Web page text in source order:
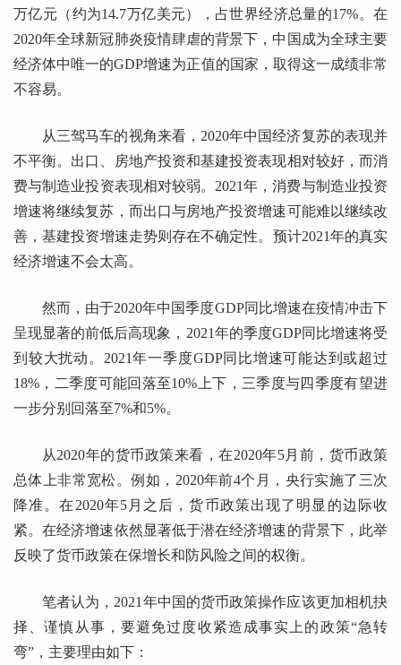
万亿元（约为14.7万亿美元），占世界经济总量的17%。在
2020年全球新冠肺炎疫情肆虐的背景下，中国成为全球主要
经济体中唯一的GDP增速为正值的国家，取得这一成绩非常
不容易。
从三驾马车的视角来看，2020年中国经济复苏的表现并
不平衡。出口、房地产投资和基建投资表现相对较好，而消
费与制造业投资表现相对较弱。2021年，消费与制造业投资
增速将继续复苏，而出口与房地产投资增速可能难以继续改
善，基建投资增速走势则存在不确定性。预计2021年的真实
经济增速不会太高。
然而，由于2020年中国季度GDP同比增速在疫情冲击下
呈现显著的前低后高现象，2021年的季度GDP同比增速将受
到较大扰动。2021年一季度GDP同比增速可能达到或超过
18%，二季度可能回落至10%上下，三季度与四季度有望进
一步分别回落至7%和5%。
从2020年的货币政策来看，在2020年5月前，货币政策
总体上非常宽松。例如，2020年前4个月，央行实施了三次
降准。在2020年5月之后，货币政策出现了明显的边际收
紧。在经济增速依然显著低于潜在经济增速的背景下，此举
反映了货币政策在保增长和防风险之间的权衡。
笔者认为，2021年中国的货币政策操作应该更加相机抉
择、谨慎从事，要避免过度收紧造成事实上的政策“急转
弯”，主要理由如下：